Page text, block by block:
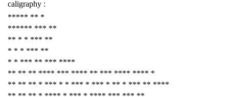
caligraphy :
***** ** *
****** *** **
** * * *** **
* * * *** **
* * *** ** *** ****
** ** ** **** *** **** ** *** **** **** *
** ** ** * *** * * *** * *** * ** * *** ** ****